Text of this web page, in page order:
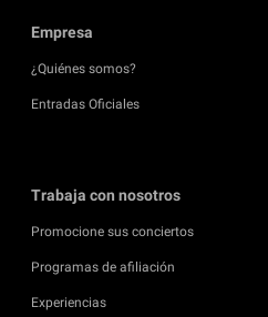
Empresa
¿Quiénes somos?
Entradas Oficiales
Trabaja con nosotros
Promocione sus conciertos
Programas de afiliación
Experiencias